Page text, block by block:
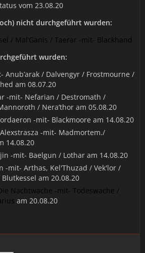
vom 23.08.20
nicht durchgeführt wurden:
/ Mal’Ganis / Taerar -mit- Blackhand
wurden:
Anub’arak / Dalvengyr / Frostmourne /
am 08.07.20
-mit- Nefarian / Destromath /
/ Nera’thor am 05.08.20
-mit- Blackmoore am 14.08.20
-mit- Madmortem./
14.08.20
-mit- Baelgun / Lothar am 14.08.20
-mit- Arthas, Kel'Thuzad / Vek'lor /
am 20.08.20
Nachtwache -mit- Todeswache /
am 20.08.20